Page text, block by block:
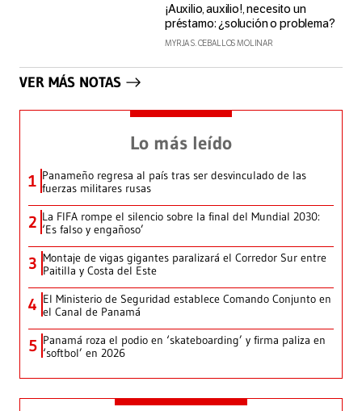
¡Auxilio, auxilio!, necesito un
préstamo: ¿solución o problema?
MYRJA S. CEBALLOS MOLINAR
VER MÁS NOTAS
Lo más leído
1 Panameño regresa al país tras ser desvinculado de las
fuerzas militares rusas
2 La FIFA rompe el silencio sobre la final del Mundial 2030:
‘Es falso y engañoso’
3 Montaje de vigas gigantes paralizará el Corredor Sur entre
Paitilla y Costa del Este
4 El Ministerio de Seguridad establece Comando Conjunto en
el Canal de Panamá
5 Panamá roza el podio en ‘skateboarding’ y firma paliza en
‘softbol’ en 2026